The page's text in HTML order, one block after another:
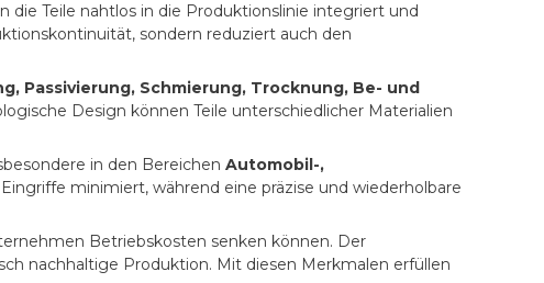
Teile nahtlos in die Produktionslinie integriert und
sondern reduziert auch den
Passivierung, Schmierung, Trocknung, Be- und
Design können Teile unterschiedlicher Materialien
in den BereichenAutomobil-,
minimiert, während eine präzise und wiederholbare
Betriebskosten senken können. Der
nachhaltige Produktion. Mit diesen Merkmalen erfüllen